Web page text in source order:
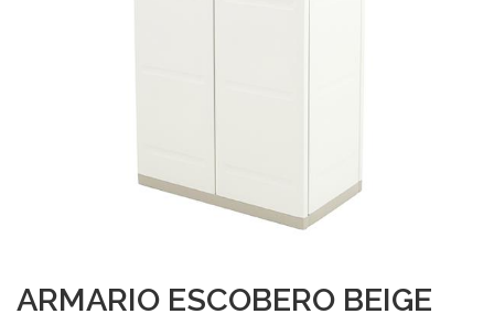
ARMARIO ESCOBERO BEIGE